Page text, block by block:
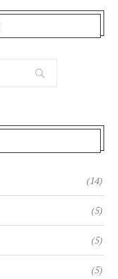
(14)
(5)
(5)
(5)